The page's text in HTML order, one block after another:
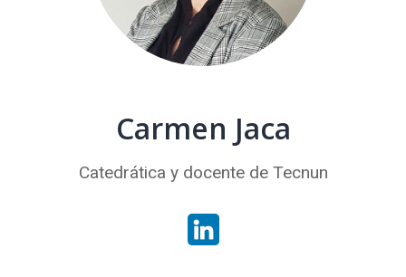
Carmen Jaca
Catedrática y docente de Tecnun